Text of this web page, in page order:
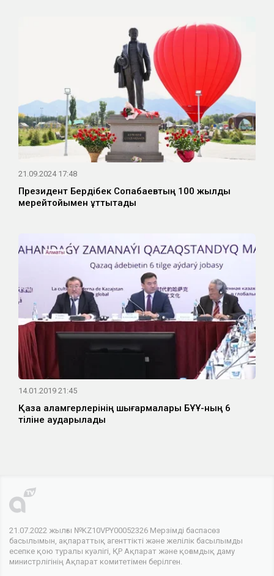
21.09.2024 17:48
Президент Бердібек Соқпақбаевтың 100 жылдық
мерейтойымен құттықтады
14.01.2019 21:45
Қазақ қаламгерлерінің шығармалары БҰҰ-ның 6
тіліне аударылады
21.07.2022 жылғы №KZ10VPY00052326 Мерзімді баспасөз
басылымын, ақпараттық агенттікті және желілік басылымды
есепке қою туралы куәлігі, ҚР Ақпарат және қоғамдық даму
министрлігінің Ақпарат комитетімен берілген.